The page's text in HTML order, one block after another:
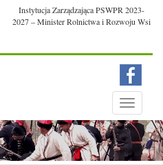
Instytucja Zarządzająca PSWPR 2023-
2027 – Minister Rolnictwa i Rozwoju Wsi
Toggle